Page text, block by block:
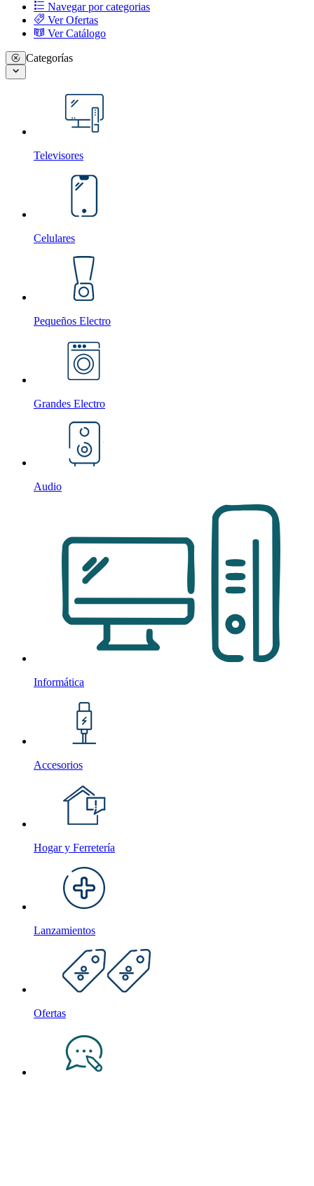
Navegar por categorias
Ver Ofertas
Ver Catálogo
Categorías
Televisores
Celulares
Pequeños Electro
Grandes Electro
Audio
Informática
Accesorios
Hogar y Ferretería
Lanzamientos
Ofertas